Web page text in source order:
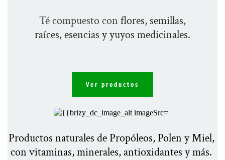
Té compuesto con flores, semillas,
raíces, esencias y yuyos medicinales.
Ver productos
Productos naturales de Propóleos, Polen y Miel,
con vitaminas, minerales, antioxidantes y más.